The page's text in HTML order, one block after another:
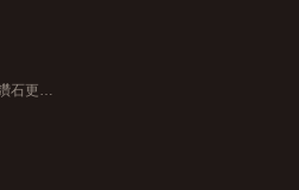
「皇室美鑽展」將於太古城中心舉行，屆時將會特設品牌鑽石體驗區，讓您見證源自美國ASHOKA®鑽石更大、更閃、更珍罕的閃爍魅力！ 日期： 2017年9月22日至24日 時間： 上午11時半至下午9時 地點： 太古城中心2樓中橋